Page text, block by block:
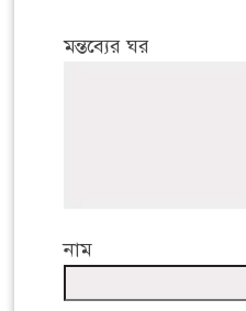
মন্তব্যের ঘর
নাম